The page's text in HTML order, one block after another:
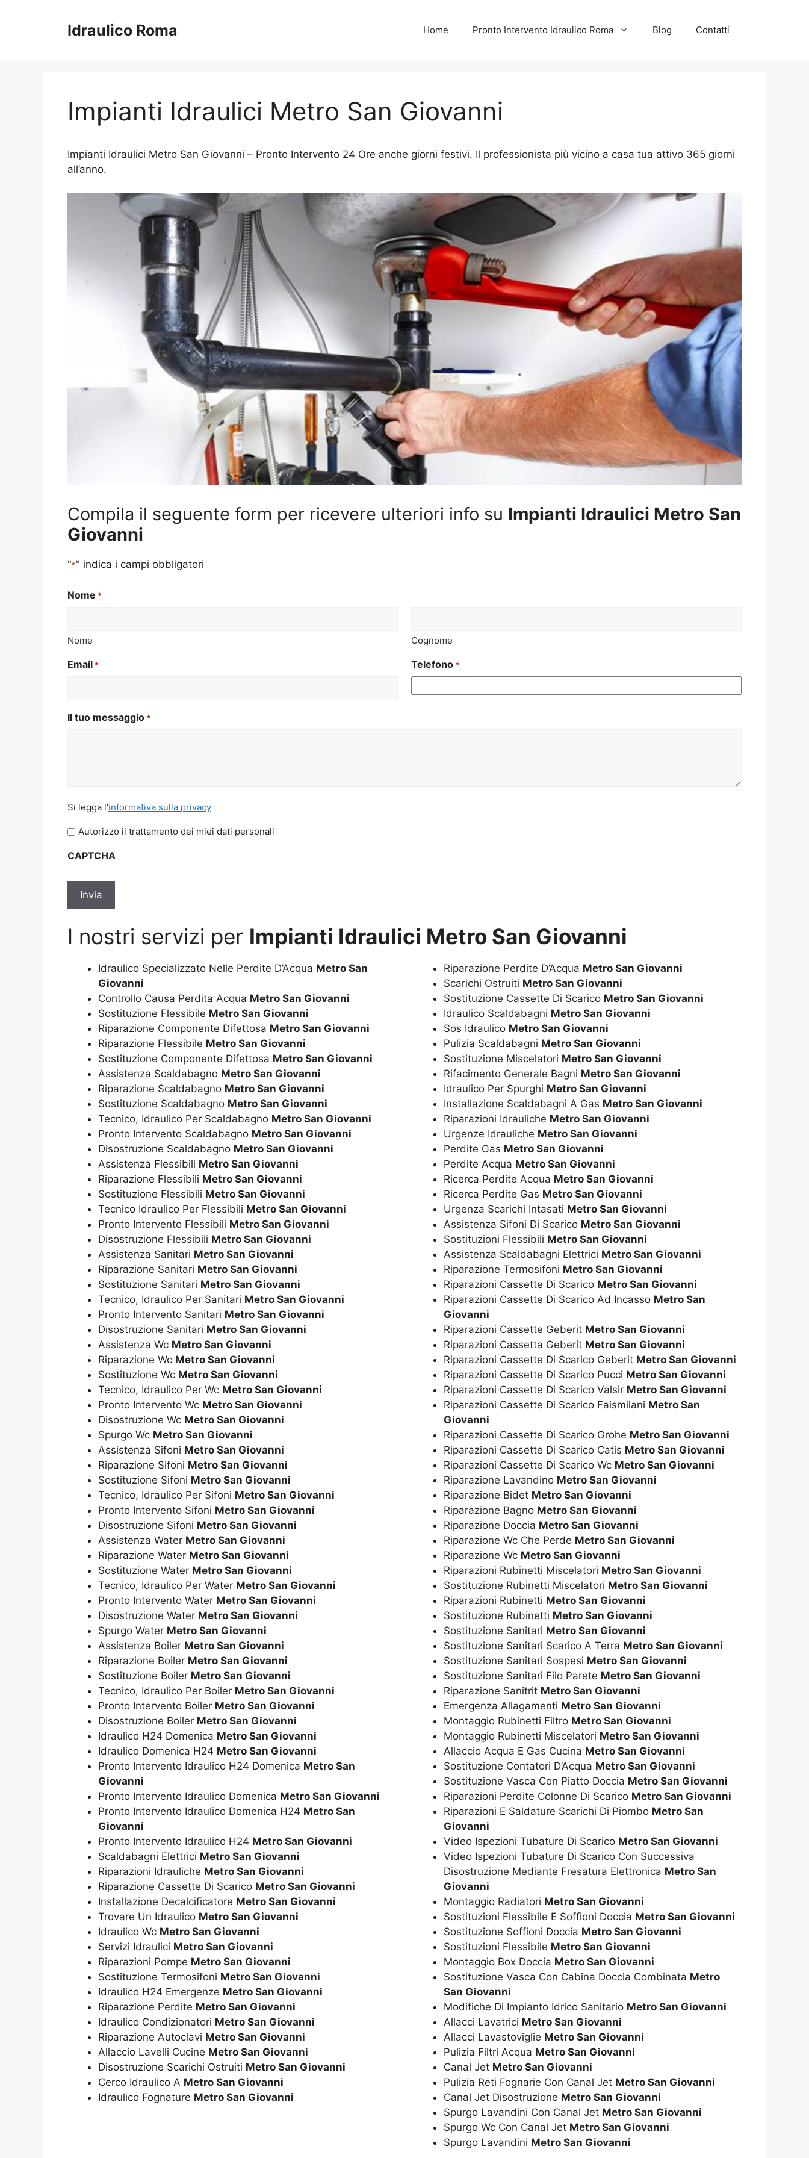
Idraulico Roma Home Pronto Intervento Idraulico Roma Blog Contatti
Impianti Idraulici Metro San Giovanni
Impianti Idraulici Metro San Giovanni – Pronto Intervento 24 Ore anche giorni festivi. Il professionista più vicino a casa tua attivo 365 giorni
all’anno.
Compila il seguente form per ricevere ulteriori info su Impianti Idraulici Metro San
Giovanni
"*" indica i campi obbligatori
Nome *
Nome Cognome
Email * Telefono *
Il tuo messaggio *
Si
l'informativa
sulla
*
Si legga l'informativa sulla privacy
Autorizzo il trattamento dei miei dati personali
CAPTCHA
I nostri servizi per Impianti Idraulici Metro San Giovanni
Idraulico Specializzato Nelle Perdite D’Acqua Metro San
Giovanni
Controllo Causa Perdita Acqua Metro San Giovanni
Sostituzione Flessibile Metro San Giovanni
Riparazione Componente Difettosa Metro San Giovanni
Riparazione Flessibile Metro San Giovanni
Sostituzione Componente Difettosa Metro San Giovanni
Assistenza Scaldabagno Metro San Giovanni
Riparazione Scaldabagno Metro San Giovanni
Sostituzione Scaldabagno Metro San Giovanni
Tecnico, Idraulico Per Scaldabagno Metro San Giovanni
Pronto Intervento Scaldabagno Metro San Giovanni
Disostruzione Scaldabagno Metro San Giovanni
Assistenza Flessibili Metro San Giovanni
Riparazione Flessibili Metro San Giovanni
Sostituzione Flessibili Metro San Giovanni
Tecnico Idraulico Per Flessibili Metro San Giovanni
Pronto Intervento Flessibili Metro San Giovanni
Disostruzione Flessibili Metro San Giovanni
Assistenza Sanitari Metro San Giovanni
Riparazione Sanitari Metro San Giovanni
Sostituzione Sanitari Metro San Giovanni
Tecnico, Idraulico Per Sanitari Metro San Giovanni
Pronto Intervento Sanitari Metro San Giovanni
Disostruzione Sanitari Metro San Giovanni
Assistenza Wc Metro San Giovanni
Riparazione Wc Metro San Giovanni
Sostituzione Wc Metro San Giovanni
Tecnico, Idraulico Per Wc Metro San Giovanni
Pronto Intervento Wc Metro San Giovanni
Disostruzione Wc Metro San Giovanni
Spurgo Wc Metro San Giovanni
Assistenza Sifoni Metro San Giovanni
Riparazione Sifoni Metro San Giovanni
Sostituzione Sifoni Metro San Giovanni
Tecnico, Idraulico Per Sifoni Metro San Giovanni
Pronto Intervento Sifoni Metro San Giovanni
Disostruzione Sifoni Metro San Giovanni
Assistenza Water Metro San Giovanni
Riparazione Water Metro San Giovanni
Sostituzione Water Metro San Giovanni
Tecnico, Idraulico Per Water Metro San Giovanni
Pronto Intervento Water Metro San Giovanni
Disostruzione Water Metro San Giovanni
Spurgo Water Metro San Giovanni
Assistenza Boiler Metro San Giovanni
Riparazione Boiler Metro San Giovanni
Sostituzione Boiler Metro San Giovanni
Tecnico, Idraulico Per Boiler Metro San Giovanni
Pronto Intervento Boiler Metro San Giovanni
Disostruzione Boiler Metro San Giovanni
Idraulico H24 Domenica Metro San Giovanni
Idraulico Domenica H24 Metro San Giovanni
Pronto Intervento Idraulico H24 Domenica Metro San
Giovanni
Pronto Intervento Idraulico Domenica Metro San Giovanni
Pronto Intervento Idraulico Domenica H24 Metro San
Giovanni
Pronto Intervento Idraulico H24 Metro San Giovanni
Scaldabagni Elettrici Metro San Giovanni
Riparazioni Idrauliche Metro San Giovanni
Riparazione Cassette Di Scarico Metro San Giovanni
Installazione Decalcificatore Metro San Giovanni
Trovare Un Idraulico Metro San Giovanni
Idraulico Wc Metro San Giovanni
Servizi Idraulici Metro San Giovanni
Riparazioni Pompe Metro San Giovanni
Sostituzione Termosifoni Metro San Giovanni
Idraulico H24 Emergenze Metro San Giovanni
Riparazione Perdite Metro San Giovanni
Idraulico Condizionatori Metro San Giovanni
Riparazione Autoclavi Metro San Giovanni
Allaccio Lavelli Cucine Metro San Giovanni
Disostruzione Scarichi Ostruiti Metro San Giovanni
Cerco Idraulico A Metro San Giovanni
Idraulico Fognature Metro San Giovanni
Riparazione Perdite D’Acqua Metro San Giovanni
Scarichi Ostruiti Metro San Giovanni
Sostituzione Cassette Di Scarico Metro San Giovanni
Idraulico Scaldabagni Metro San Giovanni
Sos Idraulico Metro San Giovanni
Pulizia Scaldabagni Metro San Giovanni
Sostituzione Miscelatori Metro San Giovanni
Rifacimento Generale Bagni Metro San Giovanni
Idraulico Per Spurghi Metro San Giovanni
Installazione Scaldabagni A Gas Metro San Giovanni
Riparazioni Idrauliche Metro San Giovanni
Urgenze Idrauliche Metro San Giovanni
Perdite Gas Metro San Giovanni
Perdite Acqua Metro San Giovanni
Ricerca Perdite Acqua Metro San Giovanni
Ricerca Perdite Gas Metro San Giovanni
Urgenza Scarichi Intasati Metro San Giovanni
Assistenza Sifoni Di Scarico Metro San Giovanni
Sostituzioni Flessibili Metro San Giovanni
Assistenza Scaldabagni Elettrici Metro San Giovanni
Riparazione Termosifoni Metro San Giovanni
Riparazioni Cassette Di Scarico Metro San Giovanni
Riparazioni Cassette Di Scarico Ad Incasso Metro San
Giovanni
Riparazioni Cassette Geberit Metro San Giovanni
Riparazioni Cassetta Geberit Metro San Giovanni
Riparazioni Cassette Di Scarico Geberit Metro San Giovanni
Riparazioni Cassette Di Scarico Pucci Metro San Giovanni
Riparazioni Cassette Di Scarico Valsir Metro San Giovanni
Riparazioni Cassette Di Scarico Faismilani Metro San
Giovanni
Riparazioni Cassette Di Scarico Grohe Metro San Giovanni
Riparazioni Cassette Di Scarico Catis Metro San Giovanni
Riparazioni Cassette Di Scarico Wc Metro San Giovanni
Riparazione Lavandino Metro San Giovanni
Riparazione Bidet Metro San Giovanni
Riparazione Bagno Metro San Giovanni
Riparazione Doccia Metro San Giovanni
Riparazione Wc Che Perde Metro San Giovanni
Riparazione Wc Metro San Giovanni
Riparazioni Rubinetti Miscelatori Metro San Giovanni
Sostituzione Rubinetti Miscelatori Metro San Giovanni
Riparazioni Rubinetti Metro San Giovanni
Sostituzione Rubinetti Metro San Giovanni
Sostituzione Sanitari Metro San Giovanni
Sostituzione Sanitari Scarico A Terra Metro San Giovanni
Sostituzione Sanitari Sospesi Metro San Giovanni
Sostituzione Sanitari Filo Parete Metro San Giovanni
Riparazione Sanitrit Metro San Giovanni
Emergenza Allagamenti Metro San Giovanni
Montaggio Rubinetti Filtro Metro San Giovanni
Montaggio Rubinetti Miscelatori Metro San Giovanni
Allaccio Acqua E Gas Cucina Metro San Giovanni
Sostituzione Contatori D’Acqua Metro San Giovanni
Sostituzione Vasca Con Piatto Doccia Metro San Giovanni
Riparazioni Perdite Colonne Di Scarico Metro San Giovanni
Riparazioni E Saldature Scarichi Di Piombo Metro San
Giovanni
Video Ispezioni Tubature Di Scarico Metro San Giovanni
Video Ispezioni Tubature Di Scarico Con Successiva
Disostruzione Mediante Fresatura Elettronica Metro San
Giovanni
Montaggio Radiatori Metro San Giovanni
Sostituzioni Flessibile E Soffioni Doccia Metro San Giovanni
Sostituzione Soffioni Doccia Metro San Giovanni
Sostituzioni Flessibile Metro San Giovanni
Montaggio Box Doccia Metro San Giovanni
Sostituzione Vasca Con Cabina Doccia Combinata Metro
San Giovanni
Modifiche Di Impianto Idrico Sanitario Metro San Giovanni
Allacci Lavatrici Metro San Giovanni
Allacci Lavastoviglie Metro San Giovanni
Pulizia Filtri Acqua Metro San Giovanni
Canal Jet Metro San Giovanni
Pulizia Reti Fognarie Con Canal Jet Metro San Giovanni
Canal Jet Disostruzione Metro San Giovanni
Spurgo Lavandini Con Canal Jet Metro San Giovanni
Spurgo Wc Con Canal Jet Metro San Giovanni
Spurgo Lavandini Metro San Giovanni